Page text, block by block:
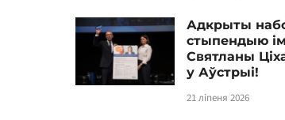
Адкрыты
стыпендыю
Святланы
у Аўстрыі!
21 ліпеня 2026